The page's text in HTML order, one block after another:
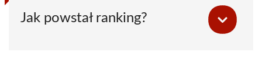
Jak powstał ranking?